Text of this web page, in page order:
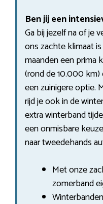
Ben jij een
Ga bij jezelf na of je
ons zachte klimaat
maanden een prima
(rond de 10.000 km)
een zuinigere optie.
rijd je ook in de
extra winterband
een onmisbare
naar tweedehands
Met onze
zomerband